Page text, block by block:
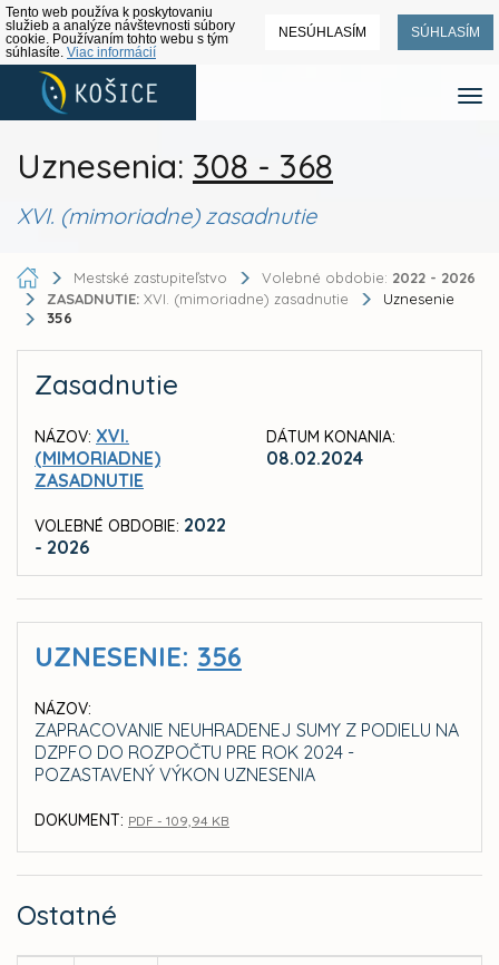
Tento web používa k poskytovaniu
služieb a analýze návštevnosti súbory
cookie. Používaním tohto webu s tým
súhlasíte. Viac informácií
NESÚHLASÍM SÚHLASÍM
Uznesenia: 308 - 368
XVI. (mimoriadne) zasadnutie
Mestské zastupiteľstvo Volebné obdobie: 2022 - 2026
ZASADNUTIE: XVI. (mimoriadne) zasadnutie
Uznesenie
356
Zasadnutie
NÁZOV: XVI.
(MIMORIADNE)
ZASADNUTIE
VOLEBNÉ OBDOBIE: 2022
- 2026
DÁTUM KONANIA:
08.02.2024
UZNESENIE: 356
NÁZOV:
ZAPRACOVANIE NEUHRADENEJ SUMY Z PODIELU NA
DZPFO DO ROZPOČTU PRE ROK 2024 -
POZASTAVENÝ VÝKON UZNESENIA
DOKUMENT: PDF - 109,94 KB
Ostatné